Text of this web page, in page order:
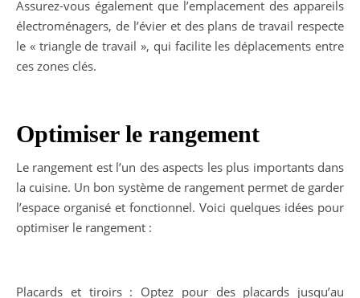
Assurez-vous également que l’emplacement des appareils
électroménagers, de l’évier et des plans de travail respecte
le « triangle de travail », qui facilite les déplacements entre
ces zones clés.
Optimiser le rangement
Le rangement est l’un des aspects les plus importants dans
la cuisine. Un bon système de rangement permet de garder
l’espace organisé et fonctionnel. Voici quelques idées pour
optimiser le rangement :
Placards et tiroirs : Optez pour des placards jusqu’au